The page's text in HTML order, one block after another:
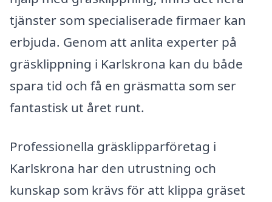
tjänster som specialiserade firmaer kan
erbjuda. Genom att anlita experter på
gräsklippning i Karlskrona kan du både
spara tid och få en gräsmatta som ser
fantastisk ut året runt.
Professionella gräsklipparföretag i
Karlskrona har den utrustning och
kunskap som krävs för att klippa gräset